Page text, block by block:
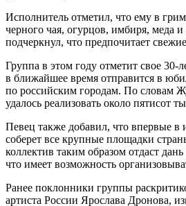
Исполнитель отметил, что ему в
черного чая, огурцов, имбиря, меда
подчеркнул, что предпочитает
Группа в этом году отметит свое 30-
в ближайшее время отправится в
по российским городам. По словам
удалось реализовать около пятисот
Певец также добавил, что впервые в
соберет все крупные площадки
коллектив таким образом отдаст
что имеет возможность
Ранее поклонники группы
артиста России Ярослава Дронова,